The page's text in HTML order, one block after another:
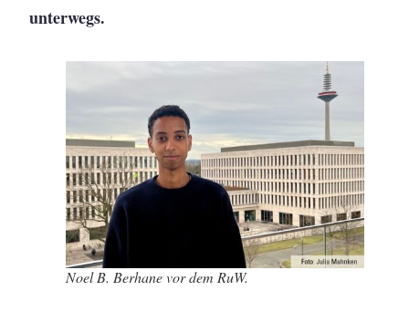
unterwegs.
Noel B. Berhane vor dem RuW.